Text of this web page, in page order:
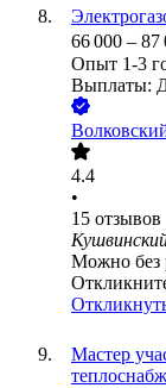
66 000 – 87
Опыт 1-3
Выплаты:
4.4
•
15 отзывов
Можно без
Мастер